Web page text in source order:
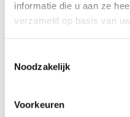
informatie die u aan ze
verzameld op basis van
Noodzakelijk
Voorkeuren
JE